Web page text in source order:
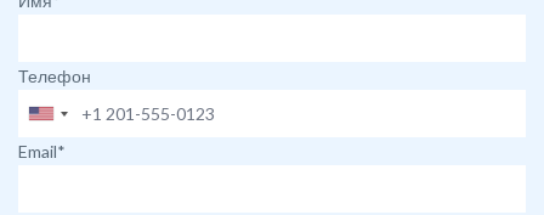
Телефон
Email*